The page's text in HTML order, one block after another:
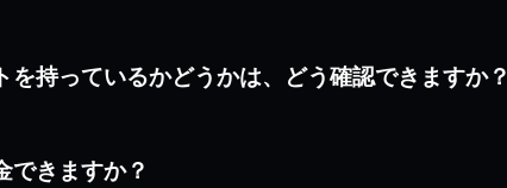
を持っているかどうかは、どう確認できますか？
できますか？